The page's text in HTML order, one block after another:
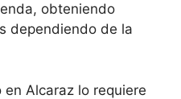
obteniendo
dependiendo de la
Alcaraz lo requiere